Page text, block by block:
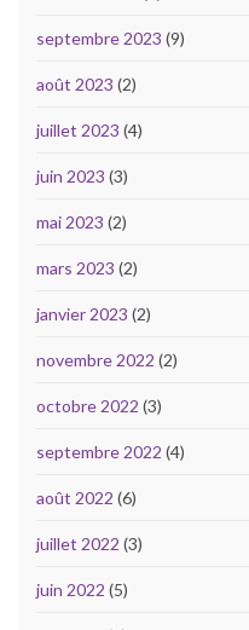
septembre 2023 (9)
août 2023 (2)
juillet 2023 (4)
juin 2023 (3)
mai 2023 (2)
mars 2023 (2)
janvier 2023 (2)
novembre 2022 (2)
octobre 2022 (3)
septembre 2022 (4)
août 2022 (6)
juillet 2022 (3)
juin 2022 (5)